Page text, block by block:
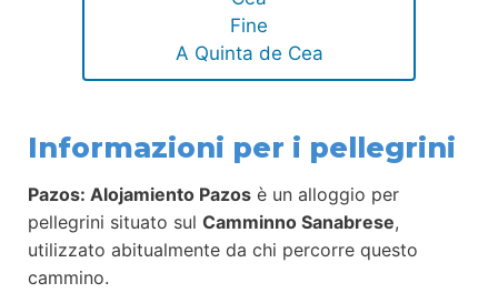
Fine
A Quinta de Cea
Informazioni per i pellegrini
Pazos: Alojamiento Pazos è un alloggio per
pellegrini situato sul Camminno Sanabrese,
utilizzato abitualmente da chi percorre questo
cammino.